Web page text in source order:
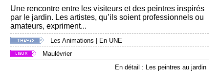
Une rencontre entre les visiteurs et des peintres inspirés
par le jardin. Les artistes, qu’ils soient professionnels ou
amateurs, expriment...
Les Animations
En UNE
Maulévrier
En détail : Les peintres au jardin